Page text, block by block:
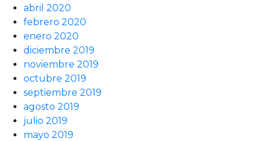
abril 2020
febrero 2020
enero 2020
diciembre 2019
noviembre 2019
octubre 2019
septiembre 2019
agosto 2019
julio 2019
mayo 2019